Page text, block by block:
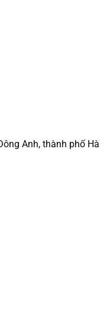
Anh, thành phố Hà